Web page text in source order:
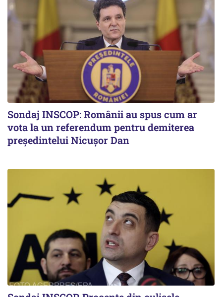
Sondaj INSCOP: Românii au spus cum ar
vota la un referendum pentru demiterea
președintelui Nicușor Dan